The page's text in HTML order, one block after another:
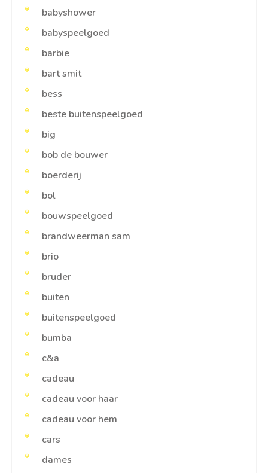
babyshower
babyspeelgoed
barbie
bart smit
bess
beste buitenspeelgoed
big
bob de bouwer
boerderij
bol
bouwspeelgoed
brandweerman sam
brio
bruder
buiten
buitenspeelgoed
bumba
c&a
cadeau
cadeau voor haar
cadeau voor hem
cars
dames